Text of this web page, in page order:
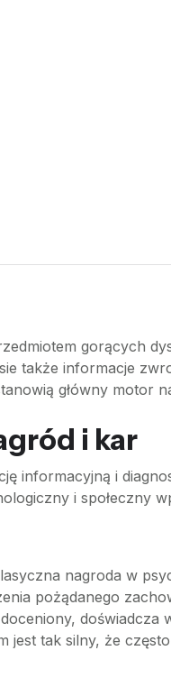
gorących
także informacje
główny motor
i kar
informacyjną i
i społeczny
nagroda w
pożądanego
tak silny, że